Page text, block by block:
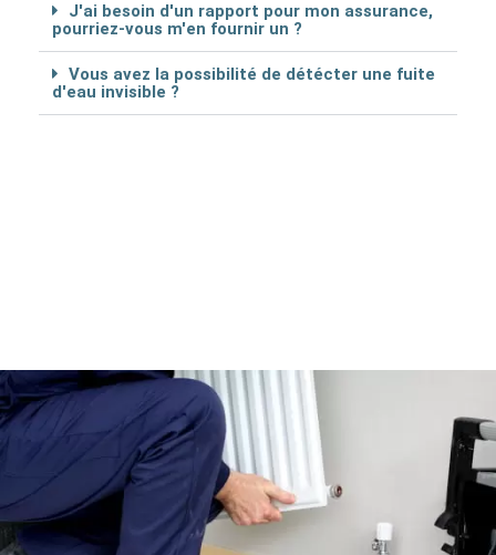
J'ai besoin d'un rapport pour mon assurance,
pourriez-vous m'en fournir un ?
Vous avez la possibilité de détécter une fuite
d'eau invisible ?